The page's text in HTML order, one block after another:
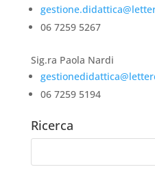
06 7259 5267
Sig.ra Paola Nardi
06 7259 5194
Ricerca